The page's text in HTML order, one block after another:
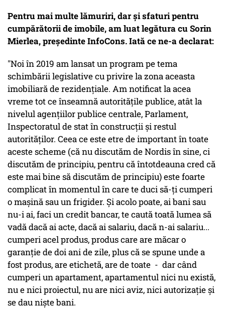
Pentru mai multe lămuriri, dar și sfaturi pentru
cumpărătorii de imobile, am luat legătura cu Sorin
Mierlea, președinte InfoCons. Iată ce ne-a declarat:
"Noi în 2019 am lansat un program pe tema
schimbării legislative cu privire la zona aceasta
imobiliară de rezidențiale. Am notificat la acea
vreme tot ce înseamnă autoritățile publice, atât la
nivelul agențiilor publice centrale, Parlament,
Inspectoratul de stat în construcții și restul
autorităților. Ceea ce este etre de important în toate
aceste scheme (că nu discutăm de Nordis în sine, ci
discutăm de principiu, pentru că întotdeauna cred că
este mai bine să discutăm de principiu) este foarte
complicat în momentul în care te duci să-ți cumperi
o mașină sau un frigider. Și acolo poate, ai bani sau
nu-i ai, faci un credit bancar, te caută toată lumea să
vadă dacă ai acte, dacă ai salariu, dacă n-ai salariu...
cumperi acel produs, produs care are măcar o
garanție de doi ani de zile, plus că se spune unde a
fost produs, are etichetă, are de toate - dar când
cumperi un apartament, apartamentul nici nu există,
nu e nici proiectul, nu are nici aviz, nici autorizație și
se dau niște bani.